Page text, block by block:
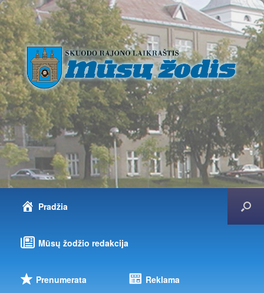
Pradžia
Mūsų žodžio redakcija
Prenumerata Reklama